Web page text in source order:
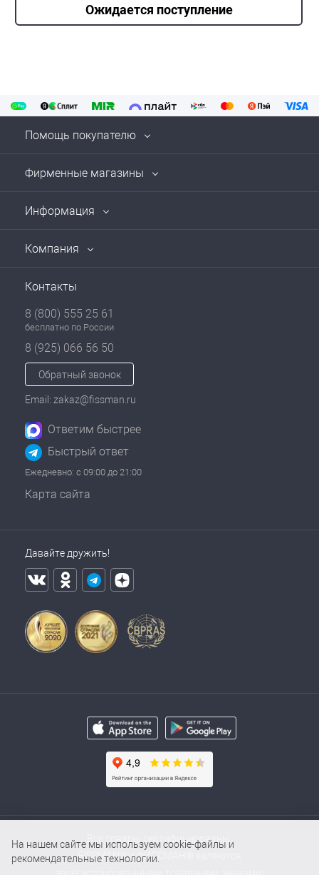
Ожидается поступление
Помощь покупателю
Фирменные магазины
Информация
Компания
Контакты
8 (800) 555 25 61
бесплатно по России
8 (925) 066 56 50
Обратный звонок
Email: zakaz@fissman.ru
Ответим быстрее
Быстрый ответ
Ежедневно: с 09:00 до 21:00
Карта сайта
Давайте дружить!
Все товары сертифицированы.
FISSMAN® и ФИССМАН® являются
На нашем сайте мы используем cookie-файлы и
рекомендательные технологии.